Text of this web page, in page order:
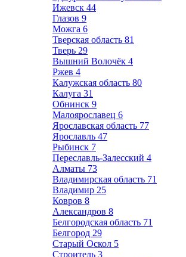
Ижевск 44
Глазов 9
Можга 6
Тверская область 81
Тверь 29
Вышний Волочёк 4
Ржев 4
Калужская область 80
Калуга 31
Обнинск 9
Малоярославец 6
Ярославская область 77
Ярославль 47
Рыбинск 7
Переславль-Залесский 4
Алматы 73
Владимирская область 71
Владимир 25
Ковров 8
Александров 8
Белгородская область 71
Белгород 29
Старый Оскол 5
Строитель 3